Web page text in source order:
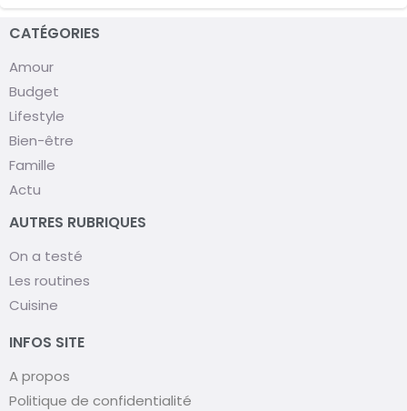
CATÉGORIES
Amour
Budget
Lifestyle
Bien-être
Famille
Actu
AUTRES RUBRIQUES
On a testé
Les routines
Cuisine
INFOS SITE
A propos
Politique de confidentialité